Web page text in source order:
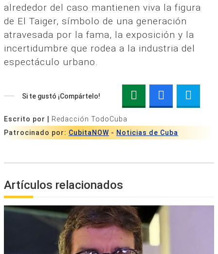
alrededor del caso mantienen viva la figura
de El Taiger, símbolo de una generación
atravesada por la fama, la exposición y la
incertidumbre que rodea a la industria del
espectáculo urbano.
Si te gustó ¡Compártelo!
Escrito por |
Redacción TodoCuba
Patrocinado por: CubitaNOW - Noticias de Cuba
Artículos relacionados